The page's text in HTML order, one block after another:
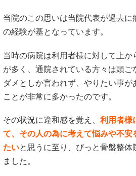
当院のこの思いは当院代表が過去に
の経験が基となっています。
当時の病院は利用者様に対して上か
が多く、通院されている方々は頭ご
ダメとしか言われず、やりたい事が
ことが非常に多かったのです。
その状況に違和感を覚え、 利用者様
て、その人の為に考えて悩みや不安
たいと思うに至り、ぴっと骨盤整体
ました。